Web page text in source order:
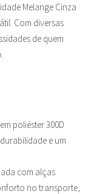
Melange Cinza
Com diversas
de quem
poliéster 300D
e um
com alças
no transporte,